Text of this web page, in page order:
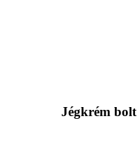
Jégkrém bolt